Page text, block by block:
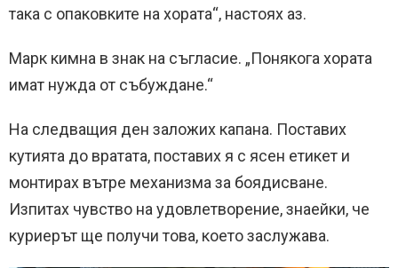
така с опаковките на хората“, настоях аз.
Марк кимна в знак на съгласие. „Понякога хората
имат нужда от събуждане.“
На следващия ден заложих капана. Поставих
кутията до вратата, поставих я с ясен етикет и
монтирах вътре механизма за боядисване.
Изпитах чувство на удовлетворение, знаейки, че
куриерът ще получи това, което заслужава.